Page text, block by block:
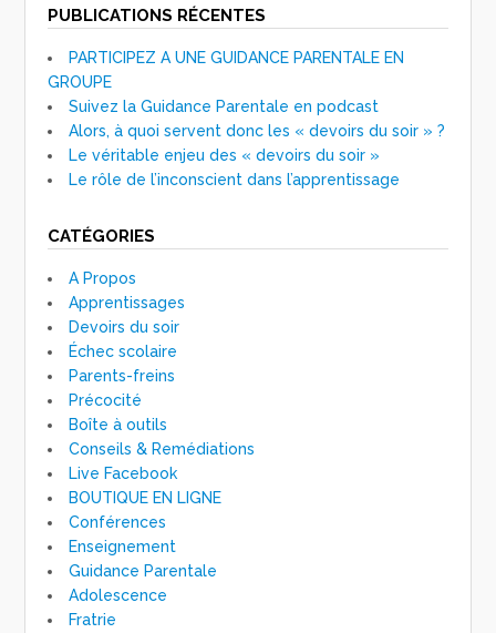
PUBLICATIONS RÉCENTES
PARTICIPEZ A UNE GUIDANCE PARENTALE EN
GROUPE
Suivez la Guidance Parentale en podcast
Alors, à quoi servent donc les « devoirs du soir » ?
Le véritable enjeu des « devoirs du soir »
Le rôle de l’inconscient dans l’apprentissage
CATÉGORIES
A Propos
Apprentissages
Devoirs du soir
Échec scolaire
Parents-freins
Précocité
Boîte à outils
Conseils & Remédiations
Live Facebook
BOUTIQUE EN LIGNE
Conférences
Enseignement
Guidance Parentale
Adolescence
Fratrie